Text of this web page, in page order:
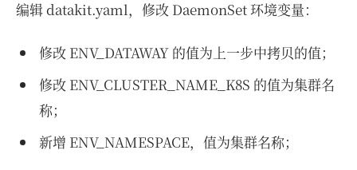
编辑 datakit.yaml，修改 DaemonSet 环境变量：
修改 ENV_DATAWAY 的值为上一步中拷贝的值；
修改 ENV_CLUSTER_NAME_K8S 的值为集群名
称；
新增 ENV_NAMESPACE，值为集群名称；